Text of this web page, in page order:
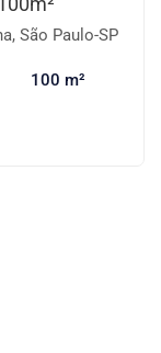
São Paulo-SP
100 m²